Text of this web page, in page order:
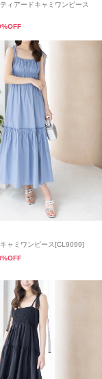
ィアードキャミワンピース
%OFF
ャミワンピース[CL9099]
%OFF